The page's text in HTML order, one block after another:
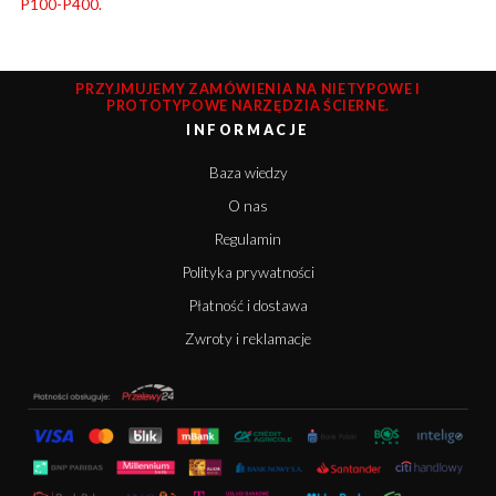
P100-P400.
PRZYJMUJEMY ZAMÓWIENIA NA NIETYPOWE I
PROTOTYPOWE NARZĘDZIA ŚCIERNE.
INFORMACJE
Baza wiedzy
O nas
Regulamin
Polityka prywatności
Płatność i dostawa
Zwroty i reklamacje